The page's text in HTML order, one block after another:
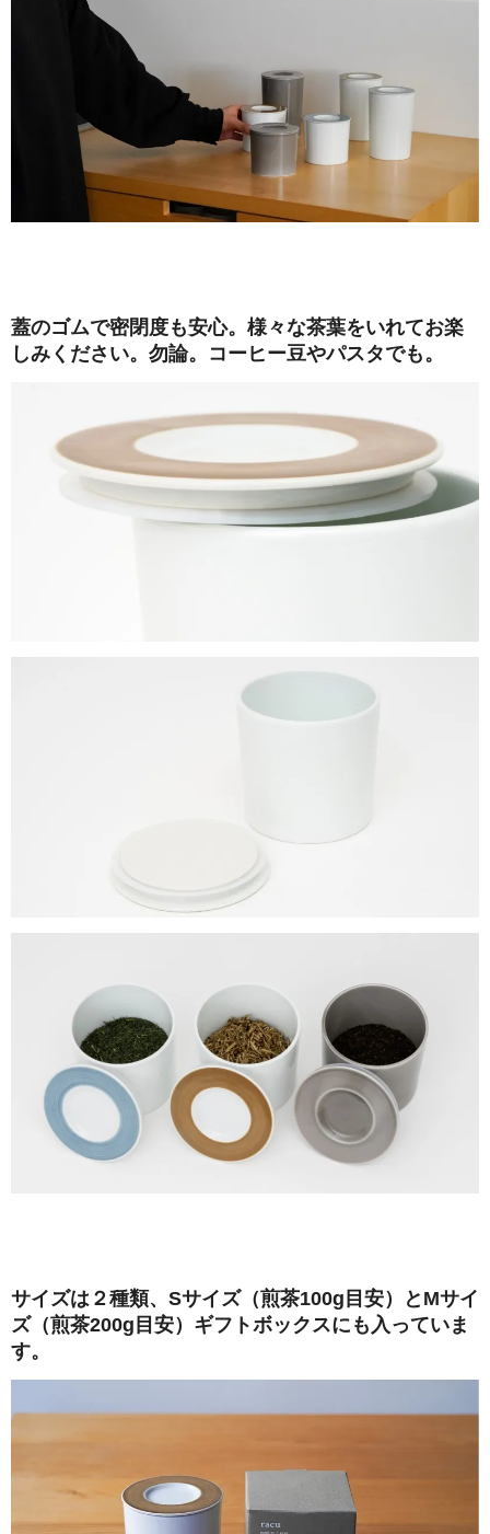
蓋のゴムで密閉度も安心。様々な茶葉をいれてお楽
しみください。勿論。コーヒー豆やパスタでも。
サイズは２種類、Sサイズ（煎茶100g目安）とMサイ
ズ（煎茶200g目安）ギフトボックスにも入っていま
す。